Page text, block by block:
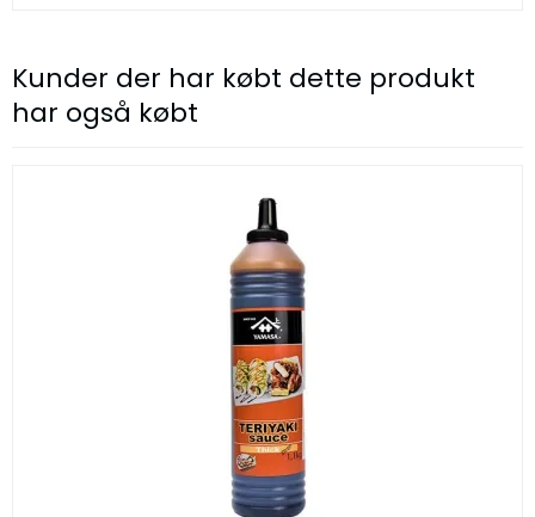
Kunder der har købt dette produkt
har også købt